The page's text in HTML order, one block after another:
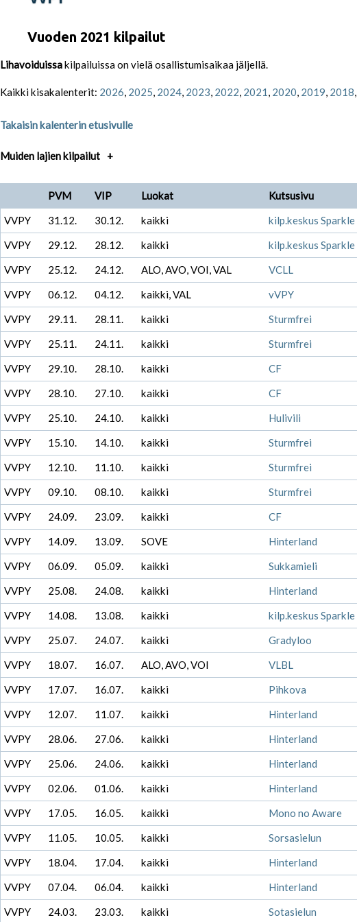
Vuoden 2021 kilpailut
Lihavoiduissakilpailuissa on vielä osallistumisaikaa jäljellä.
Kaikki kisakalenterit: 2026, 2025, 2024, 2023, 2022, 2021, 2020, 2019, 2018,
Takaisin kalenterin etusivulle
Muiden lajien kilpailut +
PVM VIP Luokat Kutsusivu
VVPY
31.12. 30.12. kaikki kilp.keskus Sparkle
VVPY
29.12. 28.12. kaikki kilp.keskus Sparkle
VVPY
25.12. 24.12. ALO, AVO, VOI, VAL VCLL
VVPY
06.12. 04.12. kaikki, VAL vVPY
VVPY
29.11. 28.11. kaikki Sturmfrei
VVPY
25.11. 24.11. kaikki Sturmfrei
VVPY
29.10. 28.10. kaikki CF
VVPY
28.10. 27.10. kaikki CF
VVPY
25.10. 24.10. kaikki Hulivili
VVPY
15.10. 14.10. kaikki Sturmfrei
VVPY
12.10. 11.10. kaikki Sturmfrei
VVPY
09.10. 08.10. kaikki Sturmfrei
VVPY
24.09. 23.09. kaikki CF
VVPY
14.09. 13.09. SOVE Hinterland
VVPY
06.09. 05.09. kaikki
Sukkamieli
VVPY
25.08. 24.08. kaikki Hinterland
VVPY
14.08. 13.08. kaikki kilp.keskus Sparkle
VVPY
25.07. 24.07. kaikki Gradyloo
VVPY
18.07. 16.07. ALO, AVO, VOI VLBL
VVPY
17.07. 16.07. kaikki Pihkova
VVPY
12.07. 11.07. kaikki Hinterland
VVPY
28.06. 27.06. kaikki Hinterland
VVPY
25.06. 24.06. kaikki Hinterland
VVPY
02.06. 01.06. kaikki Hinterland
VVPY
17.05. 16.05. kaikki Mono no Aware
VVPY
11.05. 10.05. kaikki Sorsasielun
VVPY
18.04. 17.04. kaikki Hinterland
VVPY
07.04. 06.04. kaikki Hinterland
VVPY
24.03. 23.03. kaikki Sotasielun